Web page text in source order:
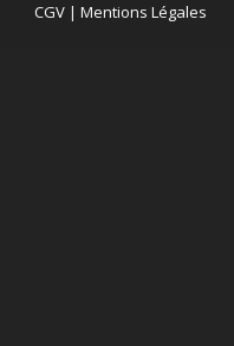
CGV | Mentions Légales